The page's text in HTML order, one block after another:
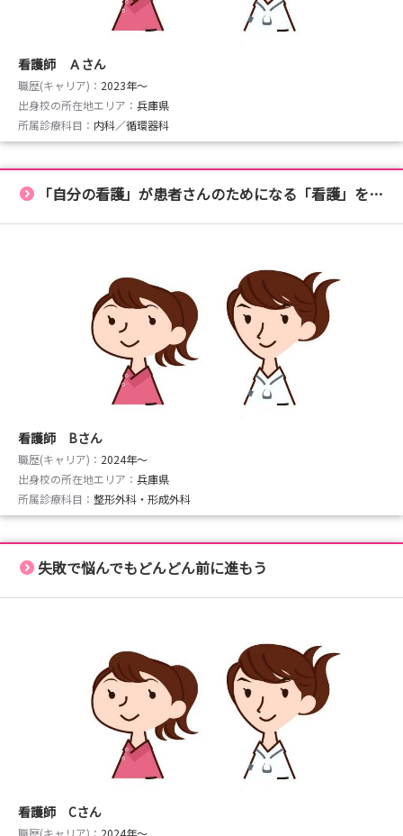
看護師 Ａさん
職歴(キャリア)： 2023年〜
出身校の所在地エリア： 兵庫県
所属診療科目： 内科／循環器科
「自分の看護」が患者さんのためになる「看護」をしたい
看護師 Bさん
職歴(キャリア)： 2024年〜
出身校の所在地エリア： 兵庫県
所属診療科目： 整形外科・形成外科
失敗で悩んでもどんどん前に進もう
看護師 Cさん
職歴(キャリア)： 2024年〜